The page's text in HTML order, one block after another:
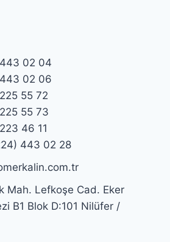
02 04
02 06
55 72
55 73
46 11
443 02 28
Mah. Lefkoşe Cad. Eker
B1 Blok D:101 Nilüfer /